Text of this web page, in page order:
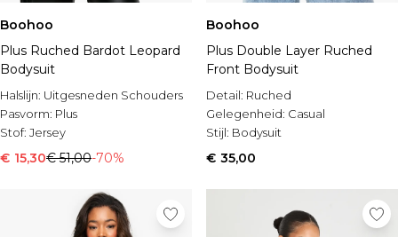
Boohoo
Plus Ruched Bardot Leopard
Bodysuit
Halslijn: Uitgesneden Schouders
Pasvorm: Plus
Stof: Jersey
€ 15,30€ 51,00-70%
Boohoo
Plus Double Layer Ruched
Front Bodysuit
Detail: Ruched
Gelegenheid: Casual
Stijl: Bodysuit
€ 35,00